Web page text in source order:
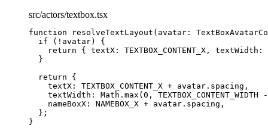
src/actors/textbox.tsx
function resolveTextLayout ( avatar :
if ( ! avatar) {
return { textX: TEXTBOX_CONTENT_X ,
textWidth:
}
return {
textX: TEXTBOX_CONTENT_X + avatar . spacing ,
textWidth: Math . max ( 0 , TEXTBOX_CONTENT_WIDTH
-
nameBoxX: NAMEBOX_X + avatar . spacing ,
};
}